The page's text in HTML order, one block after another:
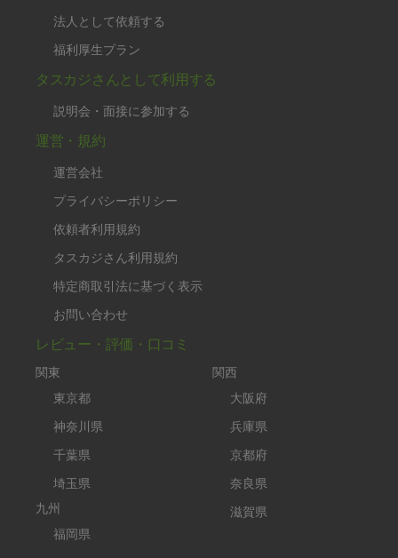
法人として依頼する
福利厚生プラン
タスカジさんとして利用する
説明会・面接に参加する
運営・規約
運営会社
プライバシーポリシー
依頼者利用規約
タスカジさん利用規約
特定商取引法に基づく表示
お問い合わせ
レビュー・評価・口コミ
関東
東京都
神奈川県
千葉県
埼玉県
九州
福岡県
関西
大阪府
兵庫県
京都府
奈良県
滋賀県